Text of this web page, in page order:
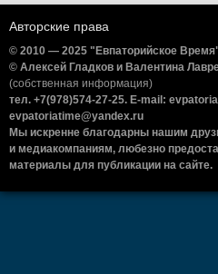
Авторские права
© 2010 — 2025 "Евпаторийское
© Алексей Гладков и Валентина
(собственная информация)
тел. +7(978)574-27-25. E-mail:
evpatoriatime@yandex.ru
Мы искренне благодарны нашим
и медиакомпаниям, любезно
материалы для публикации на сайте.